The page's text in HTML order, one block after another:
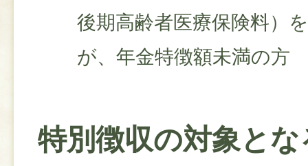
後期高齢者医療保険料）
が、年金特徴額未満の方
特別徴収の対象とな